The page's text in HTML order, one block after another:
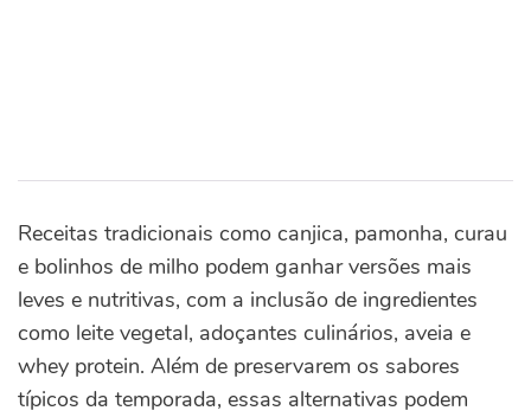
Receitas tradicionais como canjica, pamonha, curau
e bolinhos de milho podem ganhar versões mais
leves e nutritivas, com a inclusão de ingredientes
como leite vegetal, adoçantes culinários, aveia e
whey protein. Além de preservarem os sabores
típicos da temporada, essas alternativas podem